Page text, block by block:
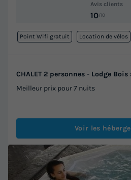
Avis clients
10/10
Point Wifi gratuit Location de vélos
CHALET 2 personnes - Lodge
Meilleur prix pour 7 nuits
Voir les